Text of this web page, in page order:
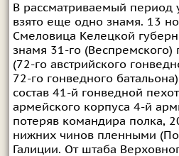
В рассматриваемый период
взято еще одно знамя. 13
Смеловица Келецкой
знамя 31-го (Веспремского)
(72-го австрийского
72-го гонведного
состав 41-й гонведной
армейского корпуса 4-й
потеряв командира полка,
нижних чинов пленными
Галиции. От штаба